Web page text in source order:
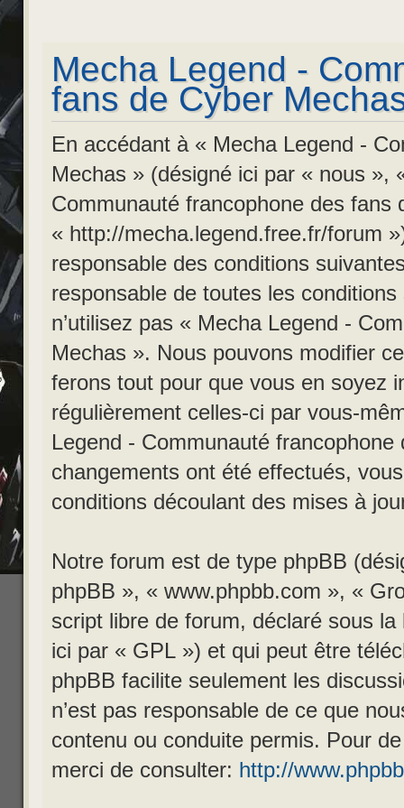
Mecha Legend -
fans de Cyber
En accédant à « Mecha Legend -
Mechas » (désigné ici par « nous »,
Communauté francophone des fans
« http://mecha.legend.free.fr/forum
responsable des conditions
responsable de toutes les
n’utilisez pas « Mecha Legend -
Mechas ». Nous pouvons modifier
ferons tout pour que vous en soyez
régulièrement celles-ci par vous-
Legend - Communauté
changements ont été effectués,
conditions découlant des mises à
Notre forum est de type phpBB
phpBB », « www.phpbb.com », «
script libre de forum, déclaré sous
ici par « GPL ») et qui peut être
phpBB facilite seulement les
n’est pas responsable de ce que
contenu ou conduite permis. Pour
merci de consulter: http://